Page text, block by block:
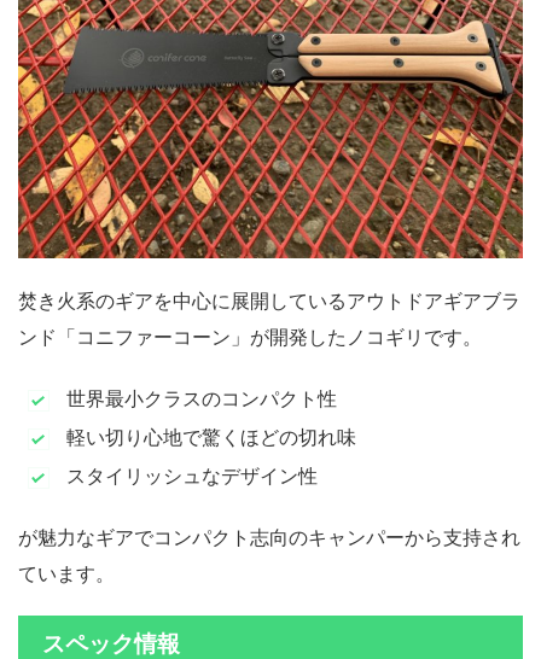
焚き火系のギアを中心に展開しているアウトドアギアブラ
ンド「コニファーコーン」が開発したノコギリです。
世界最小クラスのコンパクト性
軽い切り心地で驚くほどの切れ味
スタイリッシュなデザイン性
が魅力なギアでコンパクト志向のキャンパーから支持され
ています。
スペック情報